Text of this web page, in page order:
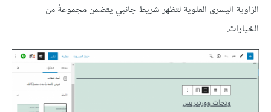
الزاوية اليسرى العلوية لتظهر شريط جانبي يتضمن مجموعةً من
الخيارات.